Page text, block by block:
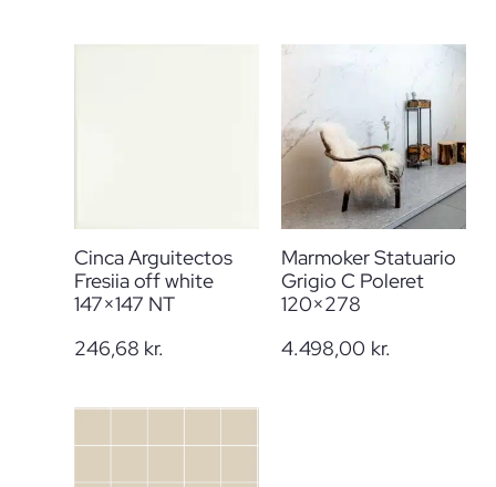
Cinca Arguitectos
Fresiia off white
147×147 NT
246,68 kr.
Marmoker Statuario
Grigio C Poleret
120×278
4.498,00 kr.